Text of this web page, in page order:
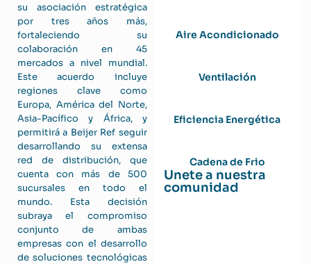
su asociación estratégica
por tres años más,
fortaleciendo su
colaboración en 45
mercados a nivel mundial.
Este acuerdo incluye
regiones clave como
Europa, América del Norte,
Asia-Pacífico y África, y
permitirá a Beijer Ref seguir
desarrollando su extensa
red de distribución, que
cuenta con más de 500
sucursales en todo el
mundo. Esta decisión
subraya el compromiso
conjunto de ambas
empresas con el desarrollo
de soluciones tecnológicas
Aire Acondicionado
Ventilación
Eficiencia Energética
Cadena de Frio
Unete a nuestra
comunidad